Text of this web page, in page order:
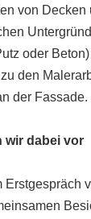
von Decken
oder
den
der Fassade.
wir dabei vor
Erstgespräch